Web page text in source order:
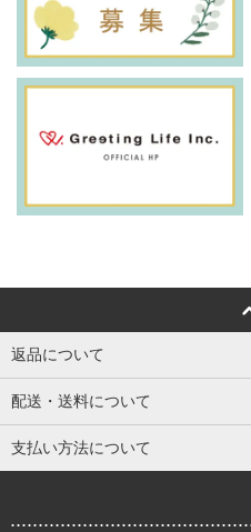
返品について
配送・送料について
支払い方法について